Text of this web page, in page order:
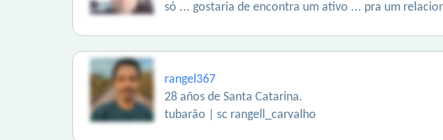
só ... gostaria de encontra um ativo ... pra um
rangel367
28 años de Santa Catarina.
tubarão | sc rangell_carvalho